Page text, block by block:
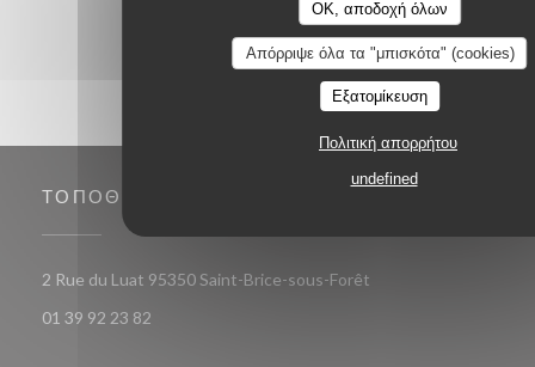
OK, αποδοχή όλων
Απόρριψε όλα τα "μπισκότα" (cookies)
Εξατομίκευση
Πολιτική απορρήτου
undefined
ΤΟΠΟΘΕΣΊΑ
2 Rue du Luat 95350 Saint-Brice-sous-Forêt
01 39 92 23 82